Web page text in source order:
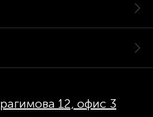
12, офис 3